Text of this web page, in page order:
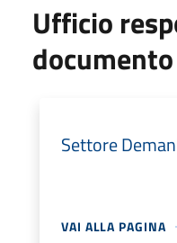
Ufficio
documento
Settore
VAI ALLA PAGINA